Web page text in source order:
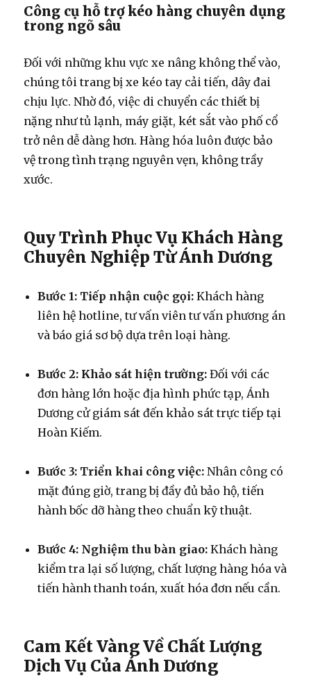
Công cụ hỗ trợ kéo hàng chuyên dụng
trong ngõ sâu
Đối với những khu vực xe nâng không thể vào,
chúng tôi trang bị xe kéo tay cải tiến, dây đai
chịu lực. Nhờ đó, việc di chuyển các thiết bị
nặng như tủ lạnh, máy giặt, két sắt vào phố cổ
trở nên dễ dàng hơn. Hàng hóa luôn được bảo
vệ trong tình trạng nguyên vẹn, không trầy
xước.
Quy Trình Phục Vụ Khách Hàng
Chuyên Nghiệp Từ Ánh Dương
Bước 1: Tiếp nhận cuộc gọi: Khách hàng
liên hệ hotline, tư vấn viên tư vấn phương án
và báo giá sơ bộ dựa trên loại hàng.
Bước 2: Khảo sát hiện trường: Đối với các
đơn hàng lớn hoặc địa hình phức tạp, Ánh
Dương cử giám sát đến khảo sát trực tiếp tại
Hoàn Kiếm.
Bước 3: Triển khai công việc: Nhân công có
mặt đúng giờ, trang bị đầy đủ bảo hộ, tiến
hành bốc dỡ hàng theo chuẩn kỹ thuật.
Bước 4: Nghiệm thu bàn giao: Khách hàng
kiểm tra lại số lượng, chất lượng hàng hóa và
tiến hành thanh toán, xuất hóa đơn nếu cần.
Cam Kết Vàng Về Chất Lượng
Dịch Vụ Của Ánh Dương